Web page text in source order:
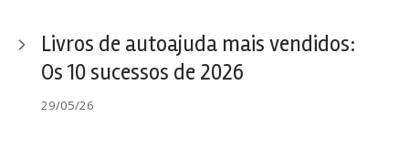
Livros de autoajuda mais vendidos:
Os 10 sucessos de 2026
29/05/26